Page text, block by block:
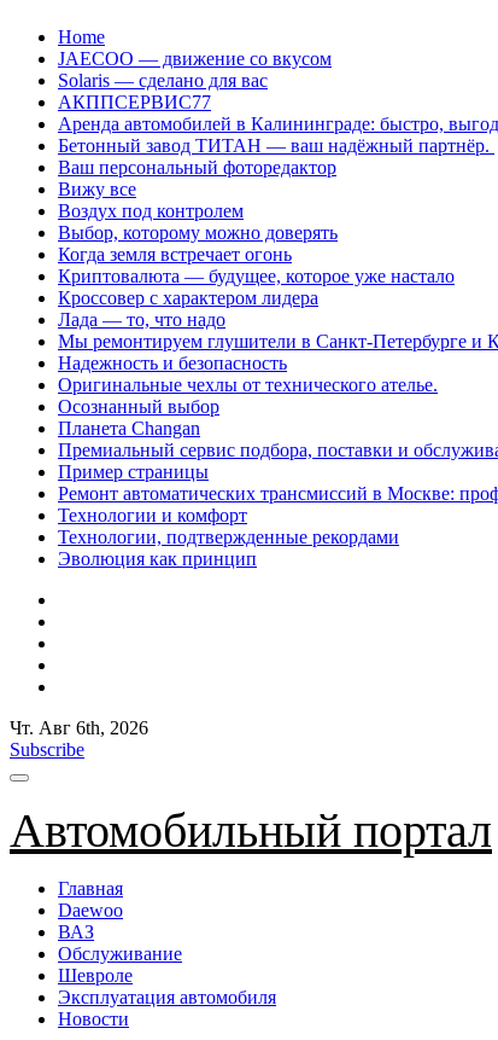
Перейти
содержанию
Home
JAECOO — движение со вкусом
Solaris — сделано для вас
АКППСЕРВИС77
Аренда автомобилей в Калининграде: быстро,
Бетонный завод ТИТАН — ваш надёжный партнёр.
Ваш персональный фоторедактор
Вижу все
Воздух под контролем
Выбор, которому можно доверять
Когда земля встречает огонь
Криптовалюта — будущее, которое уже настало
Кроссовер с характером лидера
Лада — то, что надо
Мы ремонтируем глушители в Санкт-Петербурге и
Надежность и безопасность
Оригинальные чехлы от технического ателье.
Осознанный выбор
Планета Changan
Премиальный сервис подбора, поставки и
Пример страницы
Ремонт автоматических трансмиссий в Москве:
Технологии и комфорт
Технологии, подтвержденные рекордами
Эволюция как принцип
Чт. Авг 6th, 2026
Subscribe
Автомобильный портал
Главная
Daewoo
ВАЗ
Обслуживание
Шевроле
Эксплуатация автомобиля
Новости